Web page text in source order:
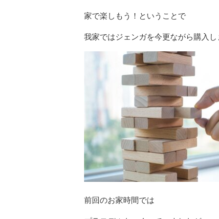
家で楽しもう！ということで
我家ではジェンガを今更ながら購入
前回のお家時間では